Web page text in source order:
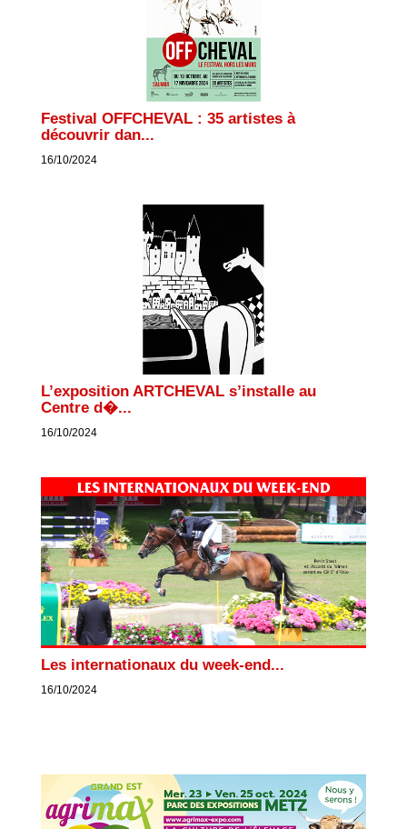
Festival OFFCHEVAL : 35 artistes à
découvrir dan...
16/10/2024
L’exposition ARTCHEVAL s’installe au
Centre d�...
16/10/2024
Les internationaux du week-end...
16/10/2024